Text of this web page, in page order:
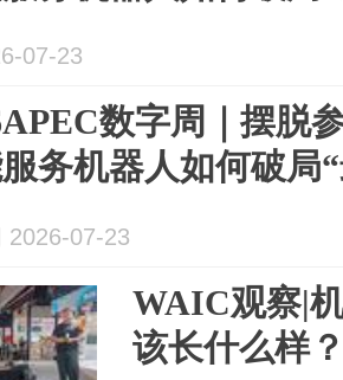
07-23
数字周｜摆脱
务机器人如何破局
2026-07-23
WAIC观察|
该长什么样